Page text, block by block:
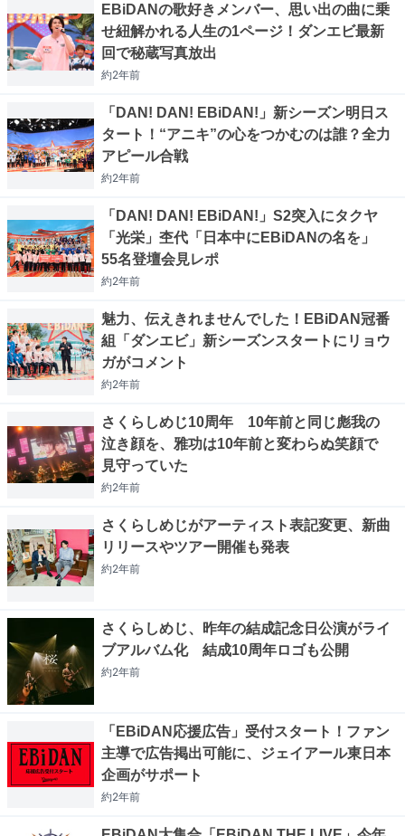
EBiDANの歌好きメンバー、思い出の曲に乗
せ紐解かれる人生の1ページ！ダンエビ最新
回で秘蔵写真放出
約2年前
「DAN! DAN! EBiDAN!」新シーズン明日ス
タート！“アニキ”の心をつかむのは誰？全力
アピール合戦
約2年前
「DAN! DAN! EBiDAN!」S2突入にタクヤ
「光栄」杢代「日本中にEBiDANの名を」
55名登壇会見レポ
約2年前
魅力、伝えきれませんでした！EBiDAN冠番
組「ダンエビ」新シーズンスタートにリョウ
ガがコメント
約2年前
さくらしめじ10周年 10年前と同じ彪我の
泣き顔を、雅功は10年前と変わらぬ笑顔で
見守っていた
約2年前
さくらしめじがアーティスト表記変更、新曲
リリースやツアー開催も発表
約2年前
さくらしめじ、昨年の結成記念日公演がライ
ブアルバム化 結成10周年ロゴも公開
約2年前
「EBiDAN応援広告」受付スタート！ファン
主導で広告掲出可能に、ジェイアール東日本
企画がサポート
約2年前